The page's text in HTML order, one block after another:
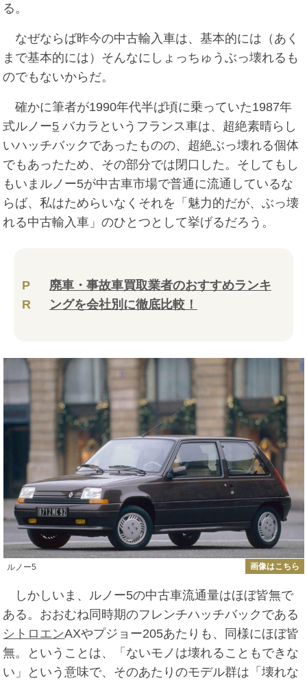
る。
なぜならば昨今の中古輸入車は、基本的には（あく
まで基本的には）そんなにしょっちゅうぶっ壊れるも
のでもないからだ。
確かに筆者が1990年代半ば頃に乗っていた1987年
式ルノー5 バカラというフランス車は、超絶素晴らし
いハッチバックであったものの、超絶ぶっ壊れる個体
でもあったため、その部分では閉口した。そしてもし
もいまルノー5が中古車市場で普通に流通しているな
らば、私はためらいなくそれを「魅力的だが、ぶっ壊
れる中古輸入車」のひとつとして挙げるだろう。
P
R
廃車・事故車買取業者のおすすめランキ
ングを会社別に徹底比較！
ルノー5 画像はこちら
しかしいま、ルノー5の中古車流通量はほぼ皆無で
ある。おおむね同時期のフレンチハッチバックである
シトロエンAXやプジョー205あたりも、同様にほぼ皆
無。ということは、「ないモノは壊れることもできな
い」という意味で、そのあたりのモデル群は「壊れな